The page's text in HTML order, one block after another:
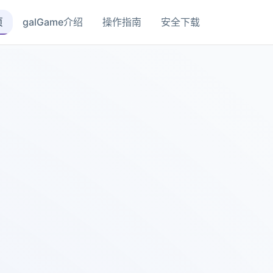
galGame介绍 操作指南 安全下载